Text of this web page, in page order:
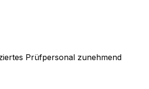
Prüfpersonal zunehmend